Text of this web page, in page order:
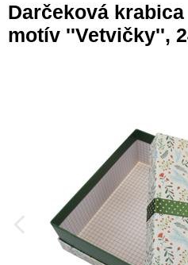
Darčeková krabica
motív ''Vetvičky'',